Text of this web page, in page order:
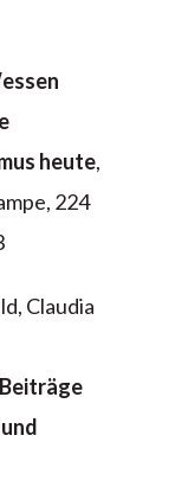
heute,
224
Claudia